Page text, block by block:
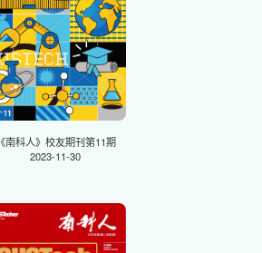
《南科人》校友期刊第11期
2023-11-30